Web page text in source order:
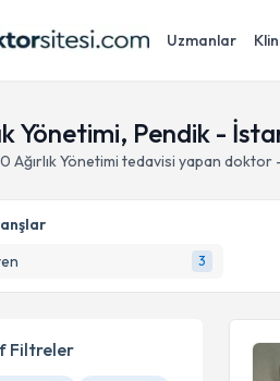
Uzmanlar
Yönetimi, Pendik -
Ağırlık Yönetimi tedavisi yapan doktor
3
Filtreler